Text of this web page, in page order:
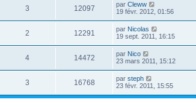
3 12097 par Cleww
19 févr. 2012, 01:56
2 12291 par Nicolas
19 sept. 2011, 16:15
4 14472 par Nico
23 mars 2011, 15:12
3 16768 par steph
23 févr. 2011, 15:55